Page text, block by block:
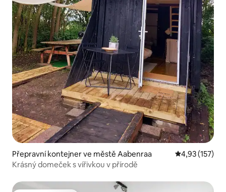
Přepravní kontejner ve městě Aabenraa Průměrné
4,93 (157)
Krásný domeček s vířivkou v přírodě